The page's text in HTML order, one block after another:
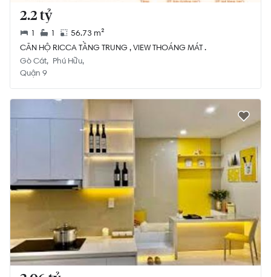
2.2 tỷ
1 1
56.73 m²
CĂN HỘ RICCA TẦNG TRUNG , VIEW THOÁNG MÁT .
Gò Cát
Phú Hữu
Quận 9